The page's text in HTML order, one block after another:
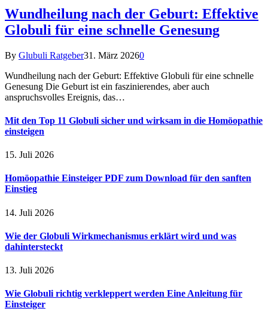
Wundheilung nach der Geburt: Effektive
Globuli für eine schnelle Genesung
By Glubuli Ratgeber31. März 20260
Wundheilung nach der Geburt: Effektive Globuli für eine schnelle
Genesung Die Geburt ist ein faszinierendes, aber auch
anspruchsvolles Ereignis, das…
Mit den Top 11 Globuli sicher und wirksam in die Homöopathie
einsteigen
15. Juli 2026
Homöopathie Einsteiger PDF zum Download für den sanften
Einstieg
14. Juli 2026
Wie der Globuli Wirkmechanismus erklärt wird und was
dahintersteckt
13. Juli 2026
Wie Globuli richtig verkleppert werden Eine Anleitung für
Einsteiger